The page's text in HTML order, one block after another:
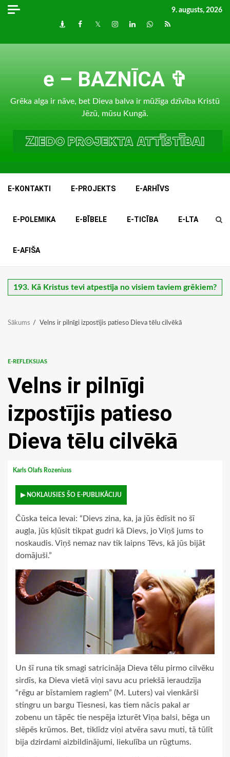
Skip
9. augusts, 2026
DraugiemFacebook
TwitterInstagram
LinkedInwhatsapp
RSS
e – BAZNĪCA ✞
Grēka alga ir nāve, bet Dieva balva ir mūžīga dzīvība Kristū
Jēzū, mūsu Kungā.
E-KONTAKTI E-PROJEKTS E-ARHĪVS
E-POLEMIKA E-BĪBELE E-TICĪBA E-LTA
E-AFIŠA
193. Kā Kristus tevi atpestīja no visiem taviem grēkiem?
Sākums Velns ir pilnīgi izpostījis patieso Dieva tēlu cilvēkā
E-REFLEKSIJAS
Velns ir pilnīgi
izpostījis patieso
Dieva tēlu cilvēkā
Karls Olafs Rozeniuss
▶ NOKLAUSIES ŠO E-PUBLIKĀCIJU
Čūska teica Ievai: “Dievs zina, ka, ja jūs ēdīsit no šī
augļa, jūs kļūsit tikpat gudri kā Dievs, jo Viņš jums to
noskaudis. Viņš nemaz nav tik laipns Tēvs, kā jūs bijāt
domājuši.”
Un šī runa tik smagi satricināja Dieva tēlu pirmo cilvēku
sirdīs, ka Dieva vietā viņi savu acu priekšā ieraudzīja
“rēgu ar bīstamiem ragiem” (M. Luters) vai vienkārši
stingru un bargu Tiesnesi, kas tiem nācis pakal ar
zobenu un tāpēc tie nespēja izturēt Viņa balsi, bēga un
slēpēs krūmos. Bet, tiklīdz viņi atvēra savu muti, tā tūlīt
bija dzirdami aizbildinājumi, liekulība un rūgtums.